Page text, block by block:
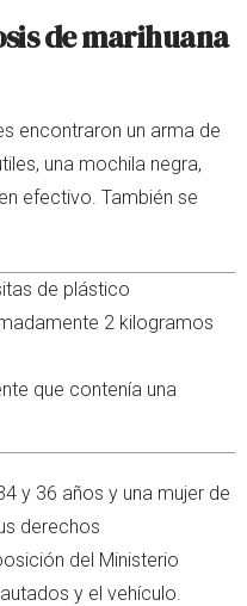
de marihuana
encontraron un arma de
una mochila negra,
efectivo. También se
de plástico
2 kilogramos
que contenía una
y 36 años y una mujer de
derechos
del Ministerio
y el vehículo.